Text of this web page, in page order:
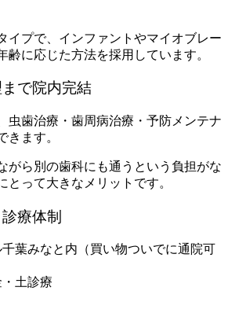
イプで、インファントやマイオブレー
齢に応じた方法を採用しています。
で院内完結
虫歯治療・歯周病治療・予防メンテナ
きます。
がら別の歯科にも通うという負担がな
とって大きなメリットです。
療体制
葉みなと内（買い物ついでに通院可
土診療